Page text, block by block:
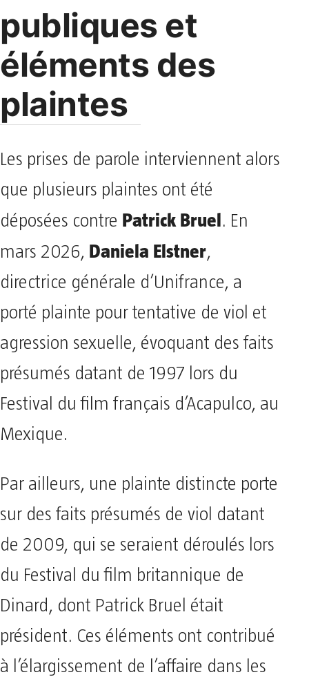
publiques et
éléments des
plaintes
Les prises de parole interviennent alors
que plusieurs plaintes ont été
déposées contre Patrick Bruel. En
mars 2026, Daniela Elstner,
directrice générale d’Unifrance, a
porté plainte pour tentative de viol et
agression sexuelle, évoquant des faits
présumés datant de 1997 lors du
Festival du film français d’Acapulco, au
Mexique.
Par ailleurs, une plainte distincte porte
sur des faits présumés de viol datant
de 2009, qui se seraient déroulés lors
du Festival du film britannique de
Dinard, dont Patrick Bruel était
président. Ces éléments ont contribué
à l’élargissement de l’affaire dans les